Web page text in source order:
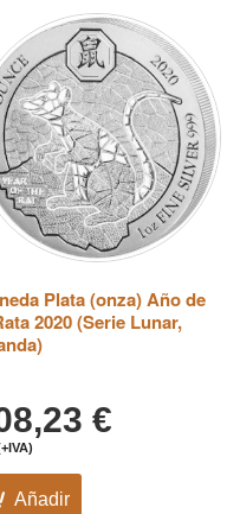
Plata (onza) Año de
2020 (Serie Lunar,
€
Añadir